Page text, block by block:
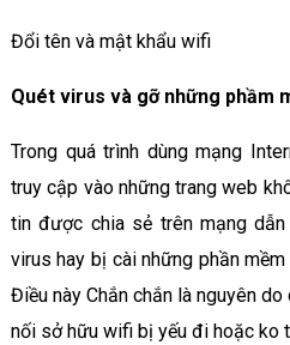
Đổi tên và mật khẩu wifi
Quét virus và gỡ những phầm
Trong quá trình dùng mạng
truy cập vào những trang web
tin được chia sẻ trên mạng
virus hay bị cài những phần
Điều này Chắn chắn là nguyên
nối sở hữu wifi bị yếu đi hoặc ko